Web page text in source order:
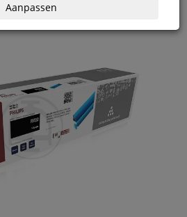
Aanpassen